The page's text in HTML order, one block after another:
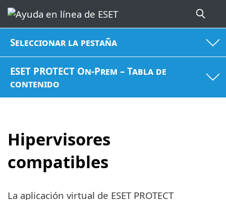
Seleccionar la pestaña
ESET PROTECT On-Prem – Tabla de
contenido
Hipervisores
compatibles
La aplicación virtual de ESET PROTECT